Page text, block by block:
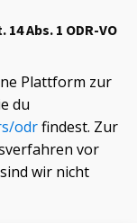
Abs. 1 ODR-VO
Plattform zur
du
odrfindest. Zur
vor
wir nicht